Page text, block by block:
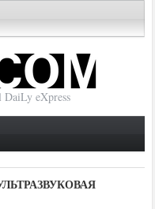
DaiLy eXpress